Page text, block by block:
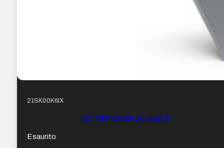
21SK00K6IX
16″ ThinkBook 16 GEN 8
Esaurito